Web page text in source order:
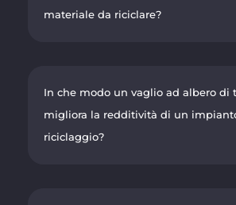
materiale da riciclare?
In che modo un vaglio ad albero di
migliora la redditività di un
riciclaggio?